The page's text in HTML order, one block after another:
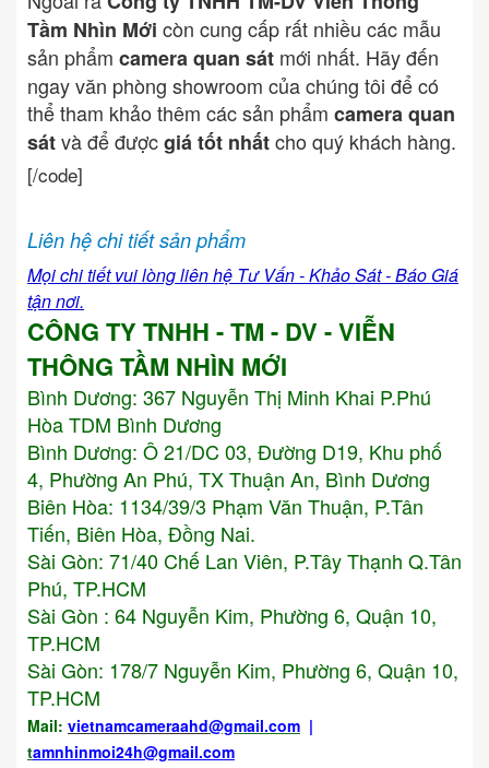
Tầm Nhìn Mới còn cung cấp rất nhiều các mẫu
sản phẩm camera quan sát mới nhất. Hãy đến
ngay văn phòng showroom của chúng tôi để có
thể tham khảo thêm các sản phẩm camera quan
sátvà để đượcgiá tốt nhấtcho quý khách hàng.
[/code]
Liên hệ chi tiết sản phẩm
Mọi chi tiết vui lòng liên hệ Tư Vấn - Khảo Sát - Báo Giá
tận nơi.
CÔNG TY TNHH - TM - DV - VIỄN
THÔNG TẦM NHÌN MỚI
Bình Dương: 367 Nguyễn Thị Minh Khai P.Phú
Hòa TDM Bình Dương
Bình Dương: Ô 21/DC 03, Đường D19, Khu phố
4, Phường An Phú, TX Thuận An, Bình Dương
Biên Hòa: 1134/39/3 Phạm Văn Thuận, P.Tân
Tiến, Biên Hòa, Đồng Nai.
Sài Gòn: 71/40 Chế Lan Viên, P.Tây Thạnh Q.Tân
Phú, TP.HCM
Sài Gòn : 64 Nguyễn Kim, Phường 6, Quận 10,
TP.HCM
Sài Gòn: 178/7 Nguyễn Kim, Phường 6, Quận 10,
TP.HCM
Mail: vietnamcameraahd@gmail.com |
tamnhinmoi24h@gmail.com